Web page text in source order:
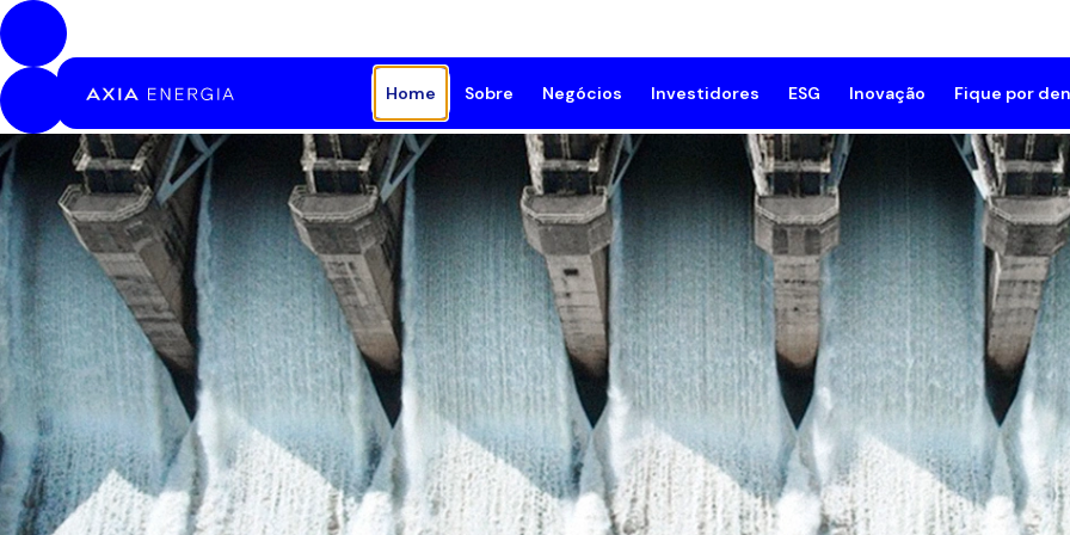
Pular para o Conteúdo principal
Home Sobre
A Empresa
Estrutura Corporativa
Biblioteca de documentos
Saúde e Segurança do Trabalho
Patrocínios
Negócios
Geração e Transmissão
Comprar Energia
Compensar Emissões de CO₂
Resposta da Demanda
Subsidiárias
Investidores ESG
Meio Ambiente
Social
Governança
Programa de Compliance
Gestão ESG
Inovação
Innovation Grid
Fique por
Sala de
Notícias